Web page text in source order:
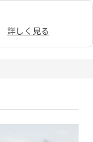
詳しく見る